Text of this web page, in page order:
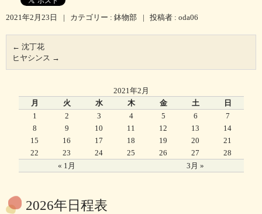
2021年2月23日 | カテゴリー : 鉢物部 | 投稿者 : oda06
← 沈丁花
ヒヤシンス →
2021年2月
月
火 水 木 金 土 日
« 1月 3月 »
1 2 3 4 5 6
7
8
9 10 11 12 13
14
15
16 17 18 19 20
21
22
23 24 25 26 27 28
2026年日程表